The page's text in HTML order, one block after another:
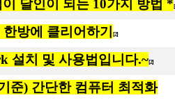
달인이 되는 10가지 방법 *
방에 클리어하기 [2]
설치 및 사용법입니다.~[2]
준) 간단한 컴퓨터 최적화